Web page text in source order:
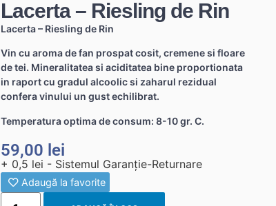
Lacerta – Riesling de Rin
Lacerta – Riesling de Rin
Vin cu aroma de fan prospat cosit, cremene si floare
de tei. Mineralitatea si aciditatea bine proportionata
in raport cu gradul alcoolic si zaharul rezidual
confera vinului un gust echilibrat.
Temperatura optima de consum: 8-10 gr. C.
59,00 lei
+ 0,5 lei - Sistemul Garanție-Returnare
Adaugă la favorite